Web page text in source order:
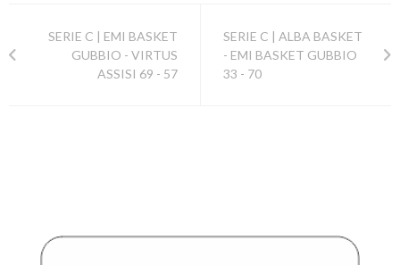
SERIE C | EMI BASKET
GUBBIO - VIRTUS
ASSISI 69 - 57
SERIE C | ALBA BASKET
- EMI BASKET GUBBIO
33 - 70